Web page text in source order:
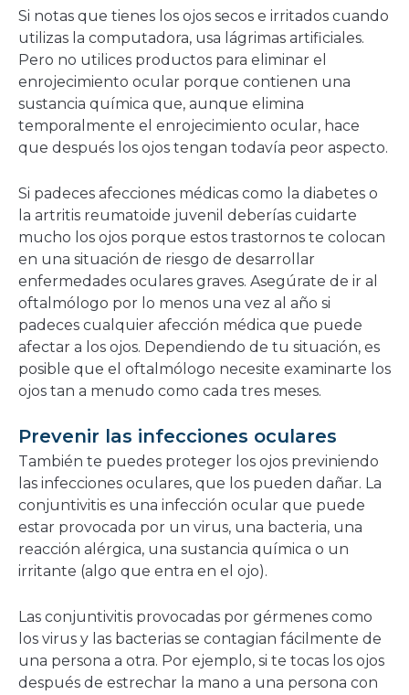
Si notas que tienes los ojos secos e irritados cuando
utilizas la computadora, usa lágrimas artificiales.
Pero no utilices productos para eliminar el
enrojecimiento ocular porque contienen una
sustancia química que, aunque elimina
temporalmente el enrojecimiento ocular, hace
que después los ojos tengan todavía peor aspecto.
Si padeces afecciones médicas como la diabetes o
la artritis reumatoide juvenil deberías cuidarte
mucho los ojos porque estos trastornos te colocan
en una situación de riesgo de desarrollar
enfermedades oculares graves. Asegúrate de ir al
oftalmólogo por lo menos una vez al año si
padeces cualquier afección médica que puede
afectar a los ojos. Dependiendo de tu situación, es
posible que el oftalmólogo necesite examinarte los
ojos tan a menudo como cada tres meses.
Prevenir las infecciones oculares
También te puedes proteger los ojos previniendo
las infecciones oculares, que los pueden dañar. La
conjuntivitis es una infección ocular que puede
estar provocada por un virus, una bacteria, una
reacción alérgica, una sustancia química o un
irritante (algo que entra en el ojo).
Las conjuntivitis provocadas por gérmenes como
los virus y las bacterias se contagian fácilmente de
una persona a otra. Por ejemplo, si te tocas los ojos
después de estrechar la mano a una persona con